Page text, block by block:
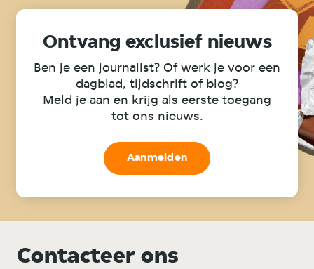
Ontvang exclusief nieuws
Ben je een journalist? Of werk je voor een
dagblad, tijdschrift of blog?
Meld je aan en krijg als eerste toegang
tot ons nieuws.
Aanmelden
Contacteer ons